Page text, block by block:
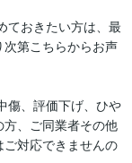
ておきたい方は、最
第こちらからお声
傷、評価下げ、ひや
、ご同業者その他
対応できませんの